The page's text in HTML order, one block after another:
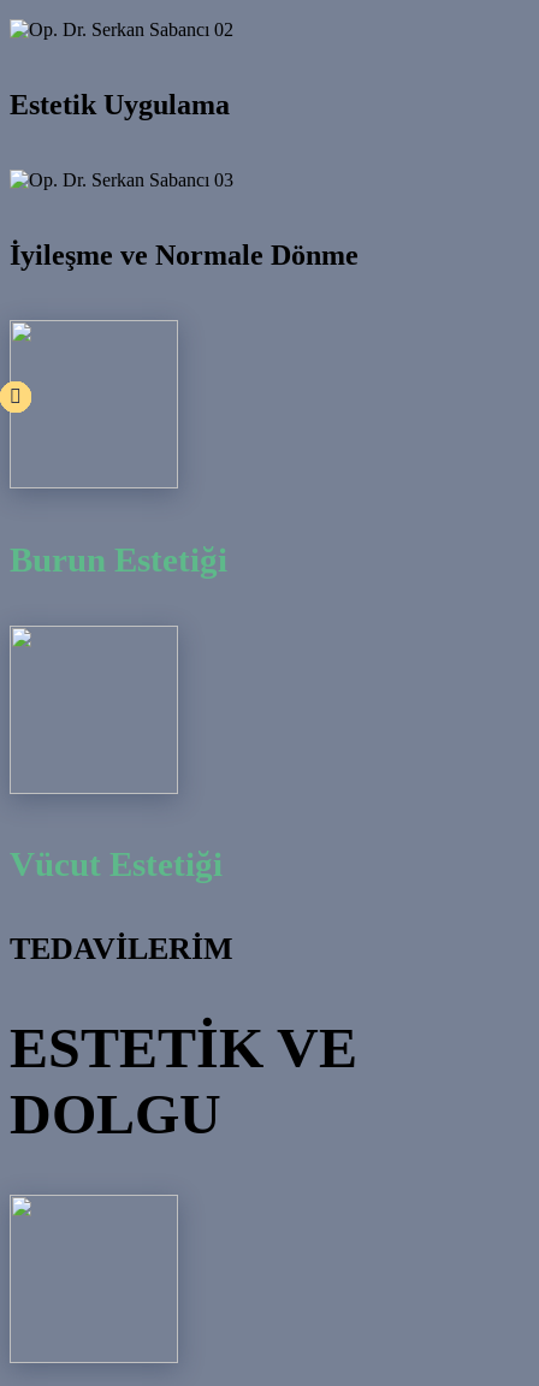
02
Estetik Uygulama
03
İyileşme ve Normale Dönme
Burun Estetiği
Vücut Estetiği
TEDAVİLERİM
ESTETİK VE
DOLGU